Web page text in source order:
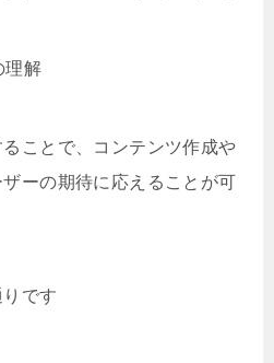
理解
ことで、コンテンツ作成や
ーの期待に応えることが可
りです